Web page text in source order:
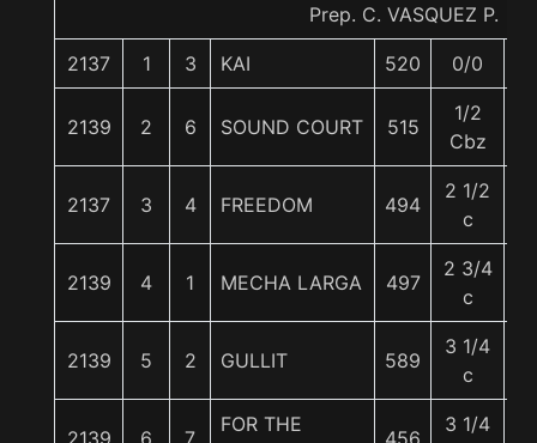
Prep. C. VASQUEZ P.
2137 1 3 KAI 520 0/0
2139 2 6 SOUND COURT 515
1/2
Cbz
2137 3 4 FREEDOM 494
2 1/2
c
2139 4 1 MECHA LARGA 497
2 3/4
c
2139 5 2 GULLIT 589
3 1/4
c
2139 6 7
FOR THE
456
3 1/4